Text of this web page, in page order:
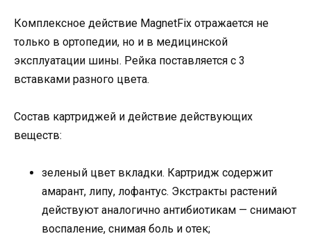
Комплексное действие MagnetFix отражается не
только в ортопедии, но и в медицинской
эксплуатации шины. Рейка поставляется с 3
вставками разного цвета.
Состав картриджей и действие действующих
веществ:
зеленый цвет вкладки. Картридж содержит
амарант, липу, лофантус. Экстракты растений
действуют аналогично антибиотикам — снимают
воспаление, снимая боль и отек;